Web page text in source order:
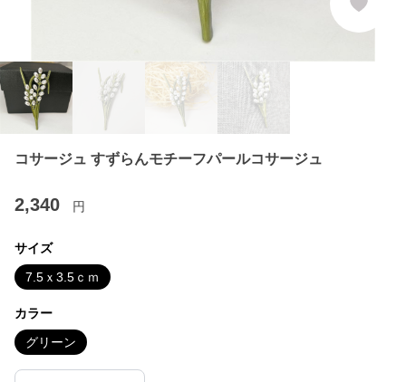
コサージュ すずらんモチーフパールコサージュ
2,340 円
サイズ
7.5ｘ3.5ｃｍ
カラー
グリーン